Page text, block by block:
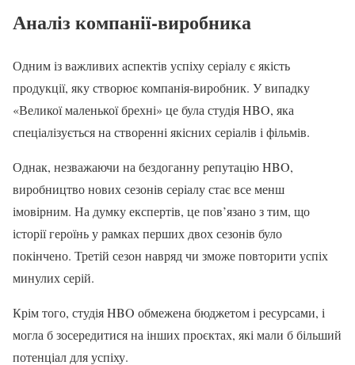
Аналіз компанії-виробника
Одним із важливих аспектів успіху серіалу є якість
продукції, яку створює компанія-виробник. У випадку
«Великої маленької брехні» це була студія HBO, яка
спеціалізується на створенні якісних серіалів і фільмів.
Однак, незважаючи на бездоганну репутацію HBO,
виробництво нових сезонів серіалу стає все менш
імовірним. На думку експертів, це пов’язано з тим, що
історії героїнь у рамках перших двох сезонів було
покінчено. Третій сезон навряд чи зможе повторити успіх
минулих серій.
Крім того, студія HBO обмежена бюджетом і ресурсами, і
могла б зосередитися на інших проєктах, які мали б більший
потенціал для успіху.